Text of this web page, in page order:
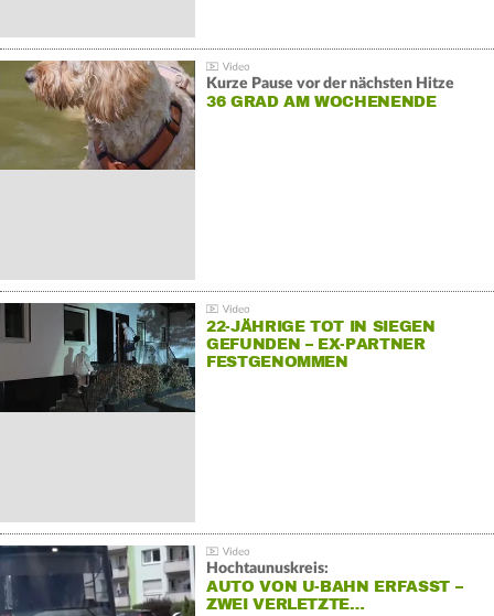
Kurze Pause vor der nächsten Hitze
36 GRAD AM WOCHENENDE
22-JÄHRIGE TOT IN SIEGEN
GEFUNDEN – EX-PARTNER
FESTGENOMMEN
Hochtaunuskreis:
AUTO VON U-BAHN ERFASST –
ZWEI VERLETZTE…